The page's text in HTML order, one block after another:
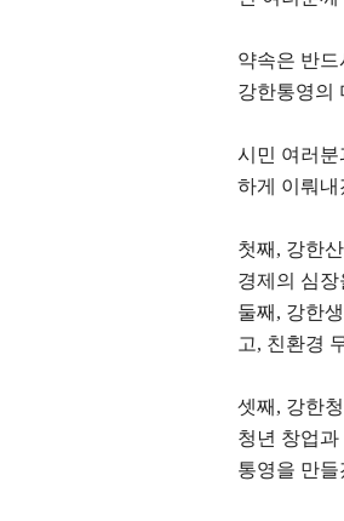
약속은 반
강한통영의
시민 여러분
하게 이뤄
첫째 , 강한
경제의 심
둘째 , 강한
고, 친환경
셋째 , 강한
청년 창업
통영을 만